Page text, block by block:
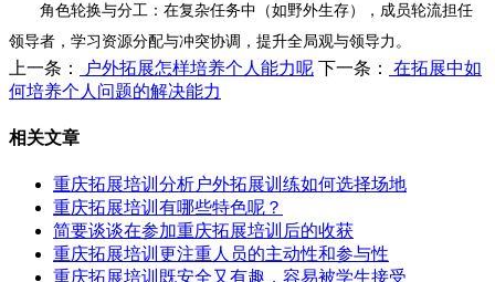
角色轮换与分工：在复杂任务中（如野外生存），成员轮流担任
领导者，学习资源分配与冲突协调，提升全局观与领导力。
上一条： 户外拓展怎样培养个人能力呢 下一条：
在拓展中如
何培养个人问题的解决能力
相关文章
重庆拓展培训分析户外拓展训练如何选择场地
重庆拓展培训有哪些特色呢？
简要谈谈在参加重庆拓展培训后的收获
重庆拓展培训更注重人员的主动性和参与性
重庆拓展培训既安全又有趣，容易被学生接受